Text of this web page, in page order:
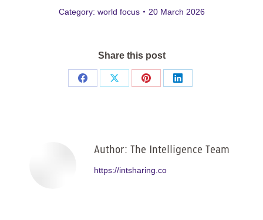
Category: world focus 20 March 2026
Share this post
Share
Share
Share
Share
Author: The Intelligence Team
https://intsharing.co